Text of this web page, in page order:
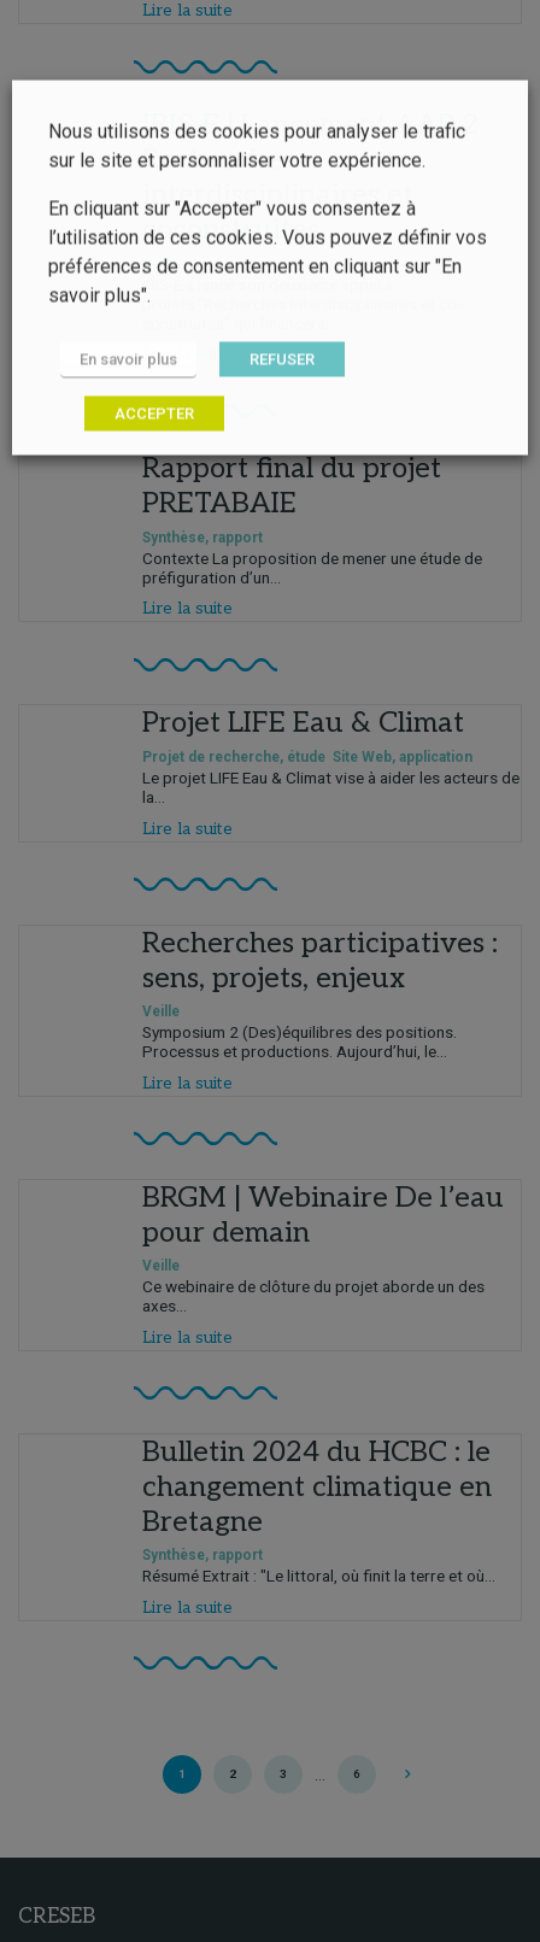
Lire la suite
IRIS-E | Lancement AAP 2
Recherches
interdisciplinaires et
coconstruites
Veille
IRIS-E a lancé son deuxième appel à
projets "Recherches interdisciplinaires et co-
Lire la suite
Rapport final du projet
PRETABAIE
Synthèse, rapport
Contexte La proposition de mener une étude de
préfiguration d’un...
Lire la suite
Projet LIFE Eau & Climat
Projet de recherche, étude Site Web, application
Le projet LIFE Eau & Climat vise à aider les acteurs de
la...
Lire la suite
Recherches participatives :
sens, projets, enjeux
Veille
Symposium 2 (Des)équilibres des positions.
Processus et productions. Aujourd’hui, le...
Lire la suite
BRGM | Webinaire De l’eau
pour demain
Veille
Ce webinaire de clôture du projet aborde un des
axes...
Lire la suite
Bulletin 2024 du HCBC : le
changement climatique en
Bretagne
Synthèse, rapport
Résumé Extrait : "Le littoral, où finit la terre et où...
Lire la suite
1 2 3 6
CRESEB
Nous utilisons des cookies pour analyser le trafic
sur le site et personnaliser votre expérience.
En cliquant sur "Accepter" vous consentez à
l’utilisation de ces cookies. Vous pouvez définir vos
préférences de consentement en cliquant sur "En
savoir plus".
En savoir plus REFUSER
ACCEPTER